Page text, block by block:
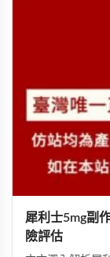
犀利士5mg副
險評估